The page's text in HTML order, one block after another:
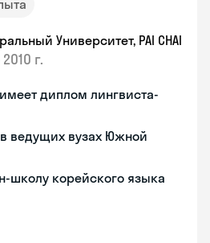
Университет, PAI CHAI
2010 г.
диплом лингвиста-
ведущих вузах Южной
школу корейского языка